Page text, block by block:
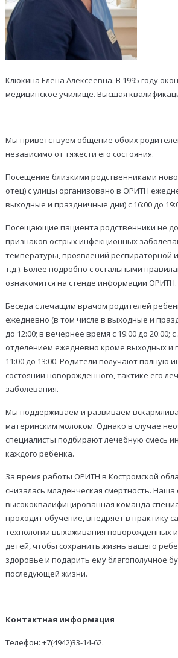
Клюкина Елена Алексеевна. В 1995 году
медицинское училище. Высшая
Мы приветствуем общение обоих
независимо от тяжести его состояния.
Посещение близкими родственниками
отец) с улицы организовано в ОРИТН
выходные и праздничные дни) с 16:00 до
Посещающие пациента родственники не
признаков острых инфекционных
температуры, проявлений респираторной
т.д.). Более подробно с остальными
ознакомится на стенде информации ОРИТН.
Беседа с лечащим врачом родителей
ежедневно (в том числе в выходные и
до 12:00; в вечернее время с 19:00 до 20:00;
отделением ежедневно кроме выходных и
11:00 до 13:00. Родители получают полную
состоянии новорожденного, тактике его
заболевания.
Мы поддерживаем и развиваем
материнским молоком. Однако в случае
специалисты подбирают лечебную смесь
каждого ребенка.
За время работы ОРИТН в Костромской
снизалась младенческая смертность. Наша
высококвалифицированная команда
проходит обучение, внедряет в практику
технологии выхаживания новорожденных
детей, чтобы сохранить жизнь вашего
здоровье и подарить ему благополучное
последующей жизни.
Контактная информация
Телефон: +7(4942)33-14-62.